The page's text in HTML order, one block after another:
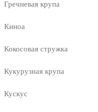
Гречневая крупа
Киноа
Кокосовая стружка
Кукурузная крупа
Кускус